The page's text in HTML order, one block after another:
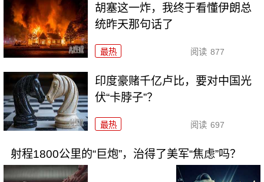
胡塞这一炸，我终于看懂伊朗总
统昨天那句话了
最热 阅读 877
印度豪赌千亿卢比，要对中国光
伏“卡脖子”？
最热 阅读 697
射程1800公里的“巨炮”，治得了美军“焦虑”吗？